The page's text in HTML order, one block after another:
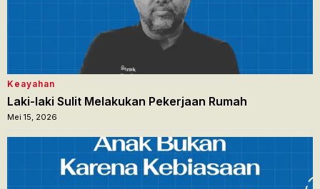
Keayahan
Laki-laki Sulit Melakukan Pekerjaan Rumah
Mei 15, 2026